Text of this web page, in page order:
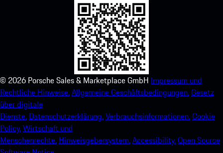
© 2026 Porsche Sales & Marketplace GmbH Impressum und
Rechtliche Hinweise.Allgemeine Geschäftsbedingungen.Gesetz
über digitale
Dienste. Datenschutzerklärung.Verbrauchsinformationen.Cookie
Policy.Wirtschaft und
Menschenrechte. Hinweisgebersystem.Accessibility.Open Source